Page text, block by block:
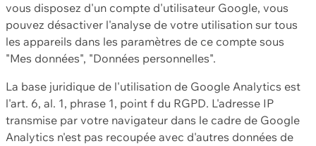
vous disposez d'un compte d'utilisateur Google, vous
pouvez désactiver l'analyse de votre utilisation sur tous
les appareils dans les paramètres de ce compte sous
"Mes données", "Données personnelles".
La base juridique de l'utilisation de Google Analytics est
l'art. 6, al. 1, phrase 1, point f du RGPD. L'adresse IP
transmise par votre navigateur dans le cadre de Google
Analytics n'est pas recoupée avec d'autres données de